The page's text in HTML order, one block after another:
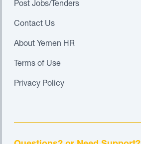
Post Jobs/Tenders
Contact Us
About Yemen HR
Terms of Use
Privacy Policy